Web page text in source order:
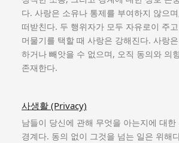
다. 사랑은 소유나 통제를 부여하지 않으
떠받친다. 두 행위자가 모두 자유로이 주
머물기를 택할 때 사랑은 강해진다. 사랑
하거나 빼앗을 수 없으며, 오직 동의와 의
존재한다.
사생활 (Privacy)
남들이 당신에 관해 무엇을 아는지에 대
경계다. 동의 없이 그것을 넘는 일은 위해